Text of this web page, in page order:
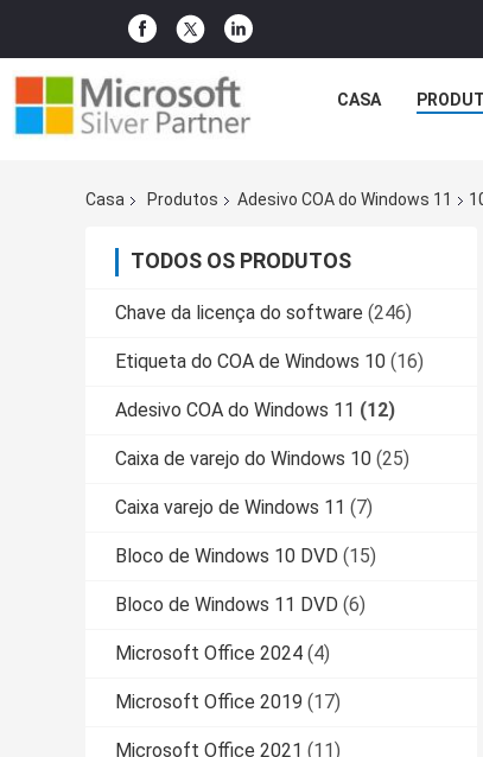
CASA
Casa Produtos Adesivo COA do Windows 11
TODOS OS PRODUTOS
Chave da licença do software (246)
Etiqueta do COA de Windows 10 (16)
Adesivo COA do Windows 11 (12)
Caixa de varejo do Windows 10 (25)
Caixa varejo de Windows 11 (7)
Bloco de Windows 10 DVD (15)
Bloco de Windows 11 DVD (6)
Microsoft Office 2024 (4)
Microsoft Office 2019 (17)
Microsoft Office 2021 (11)